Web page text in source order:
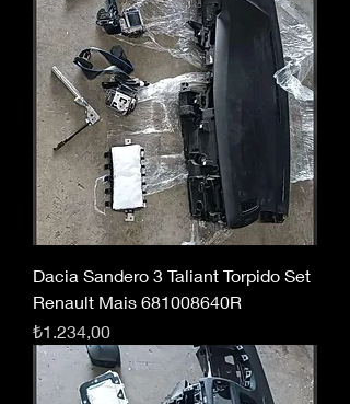
Dacia Sandero 3 Taliant Torpido Set
Renault Mais 681008640R
Fiyat
₺1.234,00